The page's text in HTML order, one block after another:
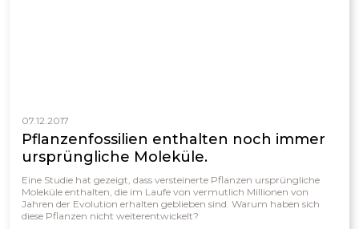
07.12.2017
Pflanzenfossilien enthalten noch immer
ursprüngliche Moleküle.
Eine Studie hat gezeigt, dass versteinerte Pflanzen ursprüngliche
Moleküle enthalten, die im Laufe von vermutlich Millionen von
Jahren der Evolution erhalten geblieben sind. Warum haben sich
diese Pflanzen nicht weiterentwickelt?